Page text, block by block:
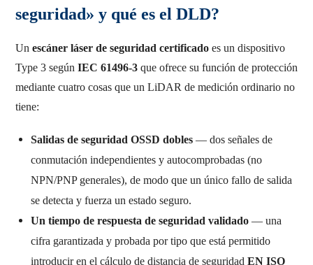
seguridad» y qué es el DLD?
Un escáner láser de seguridad certificado es un dispositivo
Type 3 según IEC 61496-3 que ofrece su función de protección
mediante cuatro cosas que un LiDAR de medición ordinario no
tiene:
Salidas de seguridad OSSD dobles — dos señales de
conmutación independientes y autocomprobadas (no
NPN/PNP generales), de modo que un único fallo de salida
se detecta y fuerza un estado seguro.
Un tiempo de respuesta de seguridad validado — una
cifra garantizada y probada por tipo que está permitido
introducir en el cálculo de distancia de seguridad EN ISO